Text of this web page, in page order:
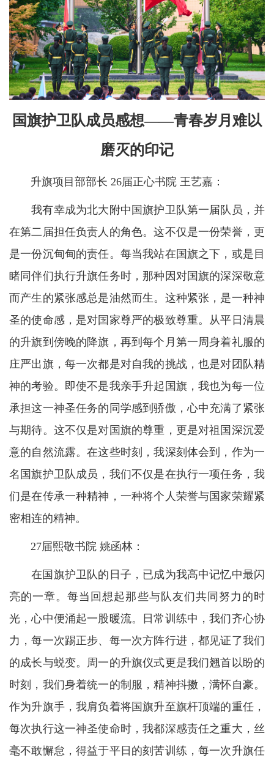
国旗护卫队成员感想——青春岁月难以
磨灭的印记
升旗项目部部长 26届正心书院 王艺嘉：
我有幸成为北大附中国旗护卫队第一届队员，并
在第二届担任负责人的角色。这不仅是一份荣誉，更
是一份沉甸甸的责任。每当我站在国旗之下，或是目
睹同伴们执行升旗任务时，那种因对国旗的深深敬意
而产生的紧张感总是油然而生。这种紧张，是一种神
圣的使命感，是对国家尊严的极致尊重。从平日清晨
的升旗到傍晚的降旗，再到每个月第一周身着礼服的
庄严出旗，每一次都是对自我的挑战，也是对团队精
神的考验。即使不是我亲手升起国旗，我也为每一位
承担这一神圣任务的同学感到骄傲，心中充满了紧张
与期待。这不仅是对国旗的尊重，更是对祖国深沉爱
意的自然流露。在这些时刻，我深刻体会到，作为一
名国旗护卫队成员，我们不仅是在执行一项任务，我
们是在传承一种精神，一种将个人荣誉与国家荣耀紧
密相连的精神。
27届熙敬书院 姚函林：
在国旗护卫队的日子，已成为我高中记忆中最闪
亮的一章。每当回想起那些与队友们共同努力的时
光，心中便涌起一股暖流。日常训练中，我们齐心协
力，每一次踢正步、每一次方阵行进，都见证了我们
的成长与蜕变。周一的升旗仪式更是我们翘首以盼的
时刻，我们身着统一的制服，精神抖擞，满怀自豪。
作为升旗手，我肩负着将国旗升至旗杆顶端的重任，
每次执行这一神圣使命时，我都深感责任之重大，丝
毫不敢懈怠，得益于平日的刻苦训练，每一次升旗任